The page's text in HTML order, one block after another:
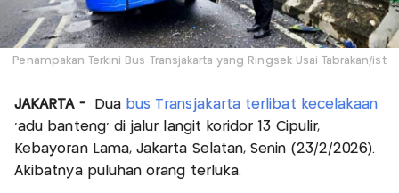
Penampakan Terkini Bus Transjakarta yang Ringsek Usai Tabrakan/ist
JAKARTA - Dua bus Transjakarta terlibat kecelakaan
‘adu banteng’ di jalur langit koridor 13 Cipulir,
Kebayoran Lama, Jakarta Selatan, Senin (23/2/2026).
Akibatnya puluhan orang terluka.